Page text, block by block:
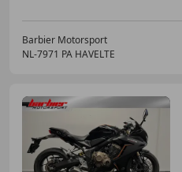
Barbier Motorsport
NL-7971 PA HAVELTE